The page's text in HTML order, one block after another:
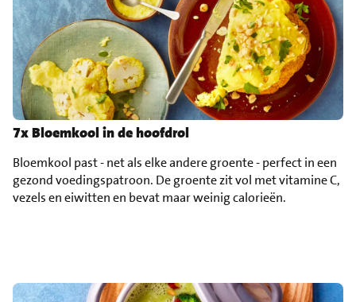
7x Bloemkool in de hoofdrol
Bloemkool past - net als elke andere groente - perfect in een
gezond voedingspatroon. De groente zit vol met vitamine C,
vezels en eiwitten en bevat maar weinig calorieën.